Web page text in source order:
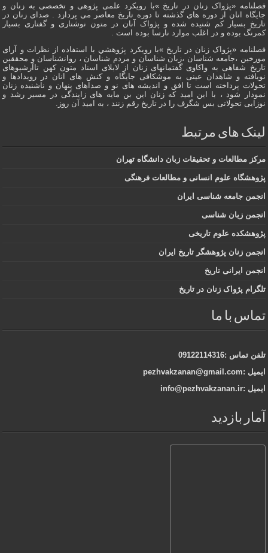
فصلنامه «پژواک زنان در تاریخ »با رویکرد علمی پژوهى و تخصصی به زنان و
جایگاه انان از دوره هاى گذشته تا دوره تاریخ معاصر می پردازد . صدای زنان در
تاریخ بسیار کم شنیده شده و پژواک آنان در متون نوشتاری و گفتاری بسیار
کمرنگ بوده و در اغلب موارد نارسا بوده است .
فصلنامه «پژواک زنان در تاریخ »با رویکرد پژوهشي با استفاده از نظرات و آرای
مورخین ،جامعه شناسان ،زبان شناسان و مردم شناسان ، روانشناسان و محققین
تاریخ شفاهی به واکاوی گفتمانهاى زنان از لابلای اسناد متون کهن تاآرشیوهای
نویافته و شاهدان عينى به موشکافی جايگاه و كنش هاى انان در رویدادها و
تحولات پرداخته است تا افق و اندیشه های نو و صداهای پنهان و ناشنیده زنان
نمودار شود ، با این امید که زنان این بن مایه های زایندگی در مسير رشد و
نوزایی تحولاتی بس شگرف را در تاریخ رقم زنند ، به اميد آن روز.
لینک های مرتبط
مرکز مطالعات و تحقیقات زبان دانشگاه تهران
پژوهشگاه علوم انسانی و مطالعات فرهنگی
انجمن جامعه شناسی ایران
انجمن زبان شناسی
پژوهشکده علوم تاریخی
انجمن زنان پژوهشگر تاریخ ایران
انجمن ایرانی تاریخ
تلگرام پژواک زنان در تاریخ
تماس با ما
تلفن تماس :09122114316
ایمیل :pezhvakzanan@gmail.com
ایمیل :info@pezhvakzanan.ir
آمار بازدید